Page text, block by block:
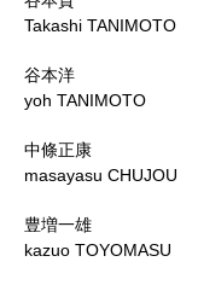
Takashi TANIMOTO
谷本洋
yoh TANIMOTO
中條正康
masayasu CHUJOU
豊増一雄
kazuo TOYOMASU